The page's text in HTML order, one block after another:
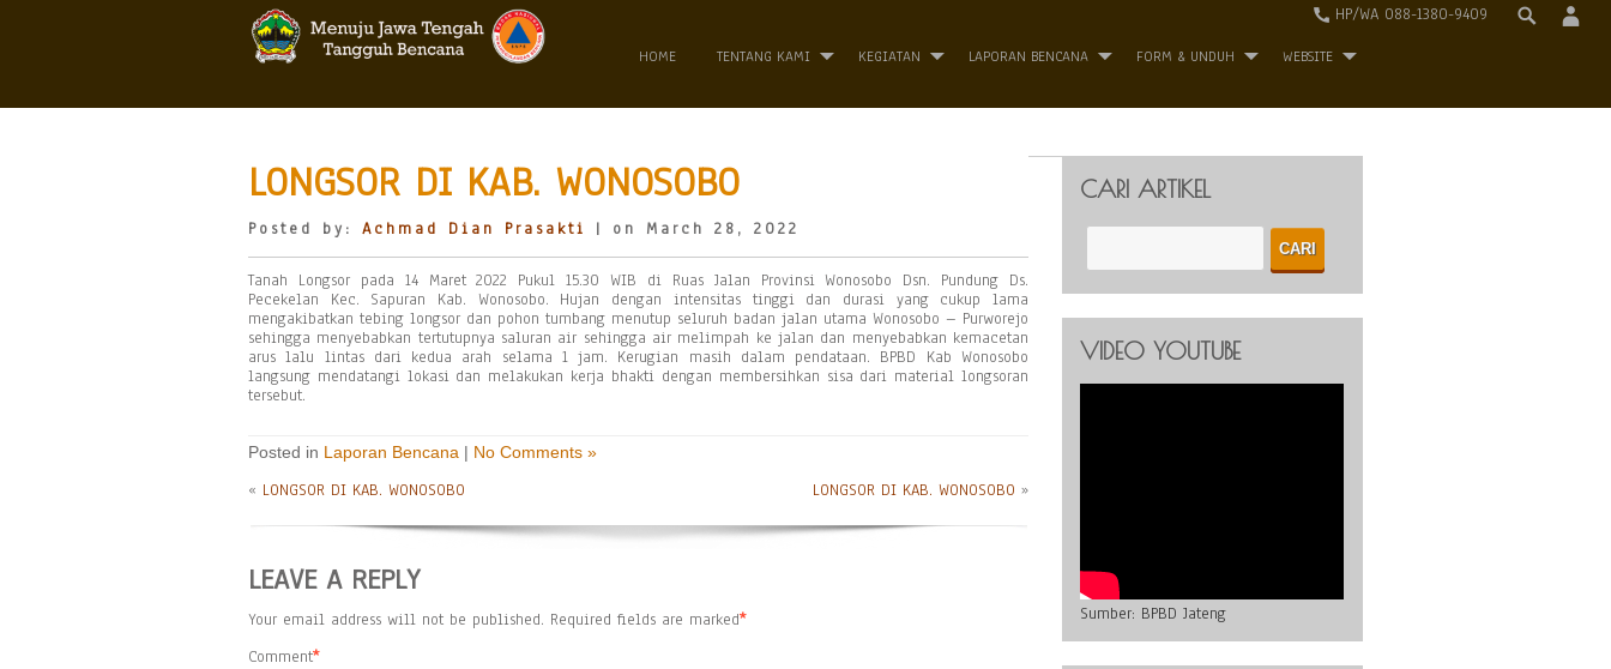
HP/WA 088-1380-9409
HOME TENTANG KAMI KEGIATAN LAPORAN BENCANA FORM & UNDUH WEBSITE
LONGSOR DI KAB. WONOSOBO
Posted by: Achmad Dian Prasakti | on March 28, 2022
Tanah Longsor pada 14 Maret 2022 Pukul 15.30 WIB di Ruas Jalan Provinsi Wonosobo Dsn. Pundung Ds.
Pecekelan Kec. Sapuran Kab. Wonosobo. Hujan dengan intensitas tinggi dan durasi yang cukup lama
mengakibatkan tebing longsor dan pohon tumbang menutup seluruh badan jalan utama Wonosobo – Purworejo
sehingga menyebabkan tertutupnya saluran air sehingga air melimpah ke jalan dan menyebabkan kemacetan
arus lalu lintas dari kedua arah selama 1 jam. Kerugian masih dalam pendataan. BPBD Kab Wonosobo
langsung mendatangi lokasi dan melakukan kerja bhakti dengan membersihkan sisa dari material longsoran
tersebut.
Posted in Laporan Bencana | No Comments »
« LONGSOR DI KAB. WONOSOBO LONGSOR DI KAB. WONOSOBO »
LEAVE A REPLY
Your email address will not be published. Required fields are marked*
Comment*
CARI ARTIKEL
VIDEO YOUTUBE
Sumber: BPBD Jateng